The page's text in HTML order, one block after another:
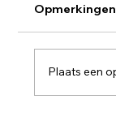
Opmerkingen
Plaats een